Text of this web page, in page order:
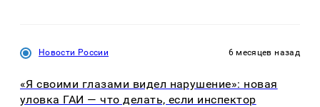
Новости России 6 месяцев назад
«Я своими глазами видел нарушение»: новая
уловка ГАИ — что делать, если инспектор